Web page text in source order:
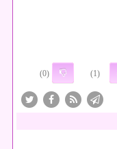
(1)
(0)